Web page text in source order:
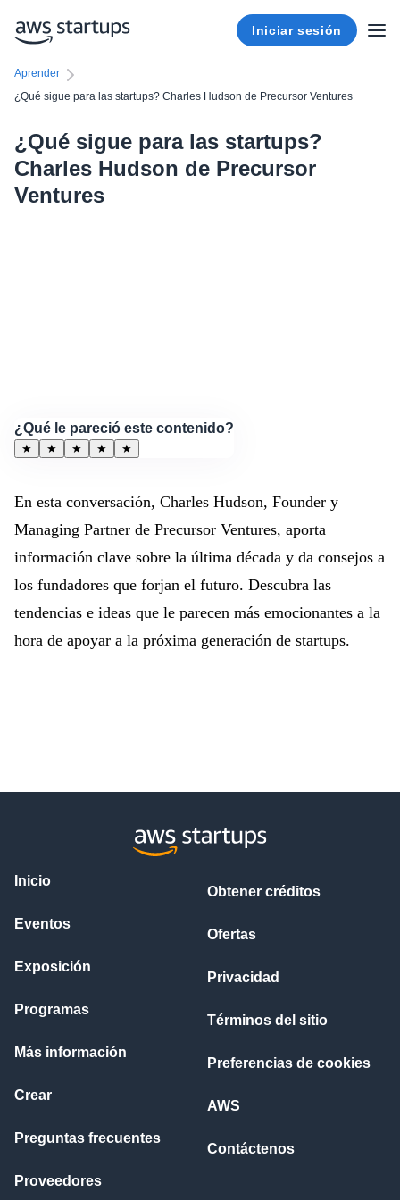
Iniciar sesión
Aprender
¿Qué sigue para las startups? Charles Hudson de Precursor Ventures
¿Qué sigue para las startups?
Charles Hudson de Precursor
Ventures
¿Qué le pareció este contenido?
★ ★ ★ ★ ★
En esta conversación, Charles Hudson, Founder y
Managing Partner de Precursor Ventures, aporta
información clave sobre la última década y da consejos a
los fundadores que forjan el futuro. Descubra las
tendencias e ideas que le parecen más emocionantes a la
hora de apoyar a la próxima generación de startups.
Inicio
Eventos
Exposición
Programas
Más información
Crear
Preguntas frecuentes
Proveedores
Obtener créditos
Ofertas
Privacidad
Términos del sitio
Preferencias de cookies
AWS
Contáctenos